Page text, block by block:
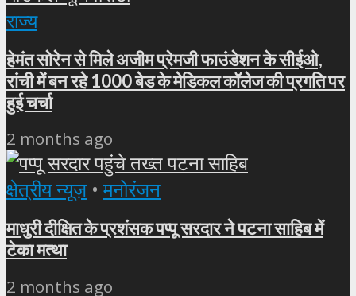
राज्य
हेमंत सोरेन से मिले अजीम प्रेमजी फाउंडेशन के सीईओ,
रांची में बन रहे 1000 बेड के मेडिकल कॉलेज की प्रगति पर
हुई चर्चा
2 months ago
क्षेत्रीय न्यूज़ • मनोरंजन
माधुरी दीक्षित के प्रशंसक पप्पू सरदार ने पटना साहिब में
टेका मत्था
2 months ago